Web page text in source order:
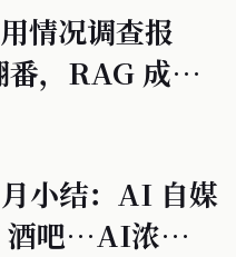
情况调查报
，RAG 成标
小结：AI 自媒
吧…AI浓度太